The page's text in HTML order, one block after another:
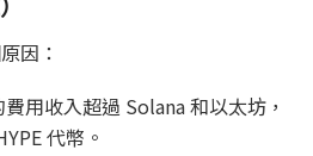
因：
用收入超過 Solana 和以太坊，
代幣。